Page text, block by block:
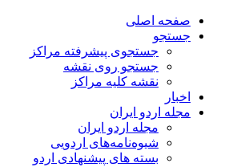
صفحه اصلی
جستجو
جستجوی پیشرفته مراکز
جستجو روی نقشه
نقشه کلیه مراکز
اخبار
مجله اردو ایران
مجله اردو ایران
شیوه‌نامه‌های اردویی
بسته های پیشنهادی اردو